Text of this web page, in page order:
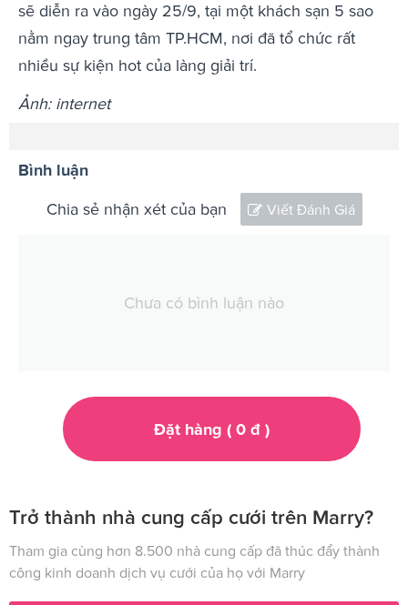
sẽ diễn ra vào ngày 25/9, tại một khách sạn 5 sao
nằm ngay trung tâm TP.HCM, nơi đã tổ chức rất
nhiều sự kiện hot của làng giải trí.
Ảnh: internet
Bình luận
Chia sẻ nhận xét của bạn Viết Đánh Giá
Chưa có bình luận nào
Đặt hàng ( 0đ )
Trở thành nhà cung cấp cưới trên Marry?
Tham gia cùng hơn 8.500 nhà cung cấp đã thúc đẩy thành
công kinh doanh dịch vụ cưới của họ với Marry